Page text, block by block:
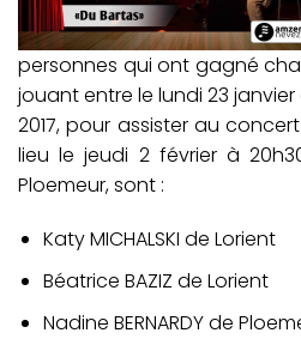
personnes qui ont gagné
jouant entre le lundi 23
2017, pour assister au
lieu le jeudi 2 février à
Ploemeur, sont :
Katy MICHALSKI de Lorient
Béatrice BAZIZ de Lorient
Nadine BERNARDY de